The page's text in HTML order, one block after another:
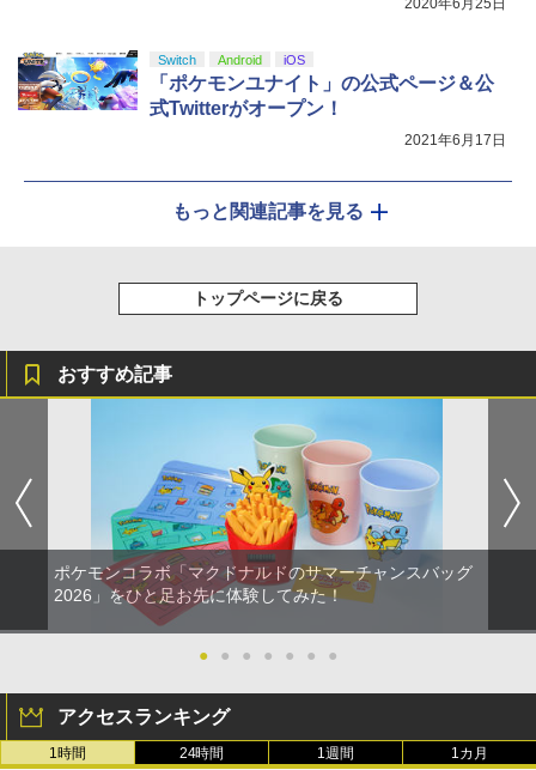
2020年6月25日
Switch Android iOS
「ポケモンユナイト」の公式ページ＆公
式Twitterがオープン！
2021年6月17日
もっと関連記事を見る
トップページに戻る
おすすめ記事
ポケモンコラボ「マクドナルドのサマーチャンスバッグ
2026」をひと足お先に体験してみた！
● ● ● ● ● ● ●
アクセスランキング
1時間 24時間 1週間 1カ月